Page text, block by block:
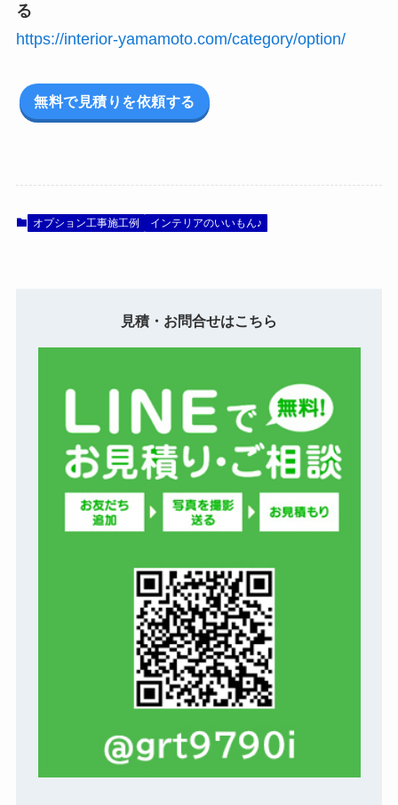
る
https://interior-yamamoto.com/category/option/
無料で見積りを依頼する
オプション工事施工例 インテリアのいいもん♪
見積・お問合せはこちら